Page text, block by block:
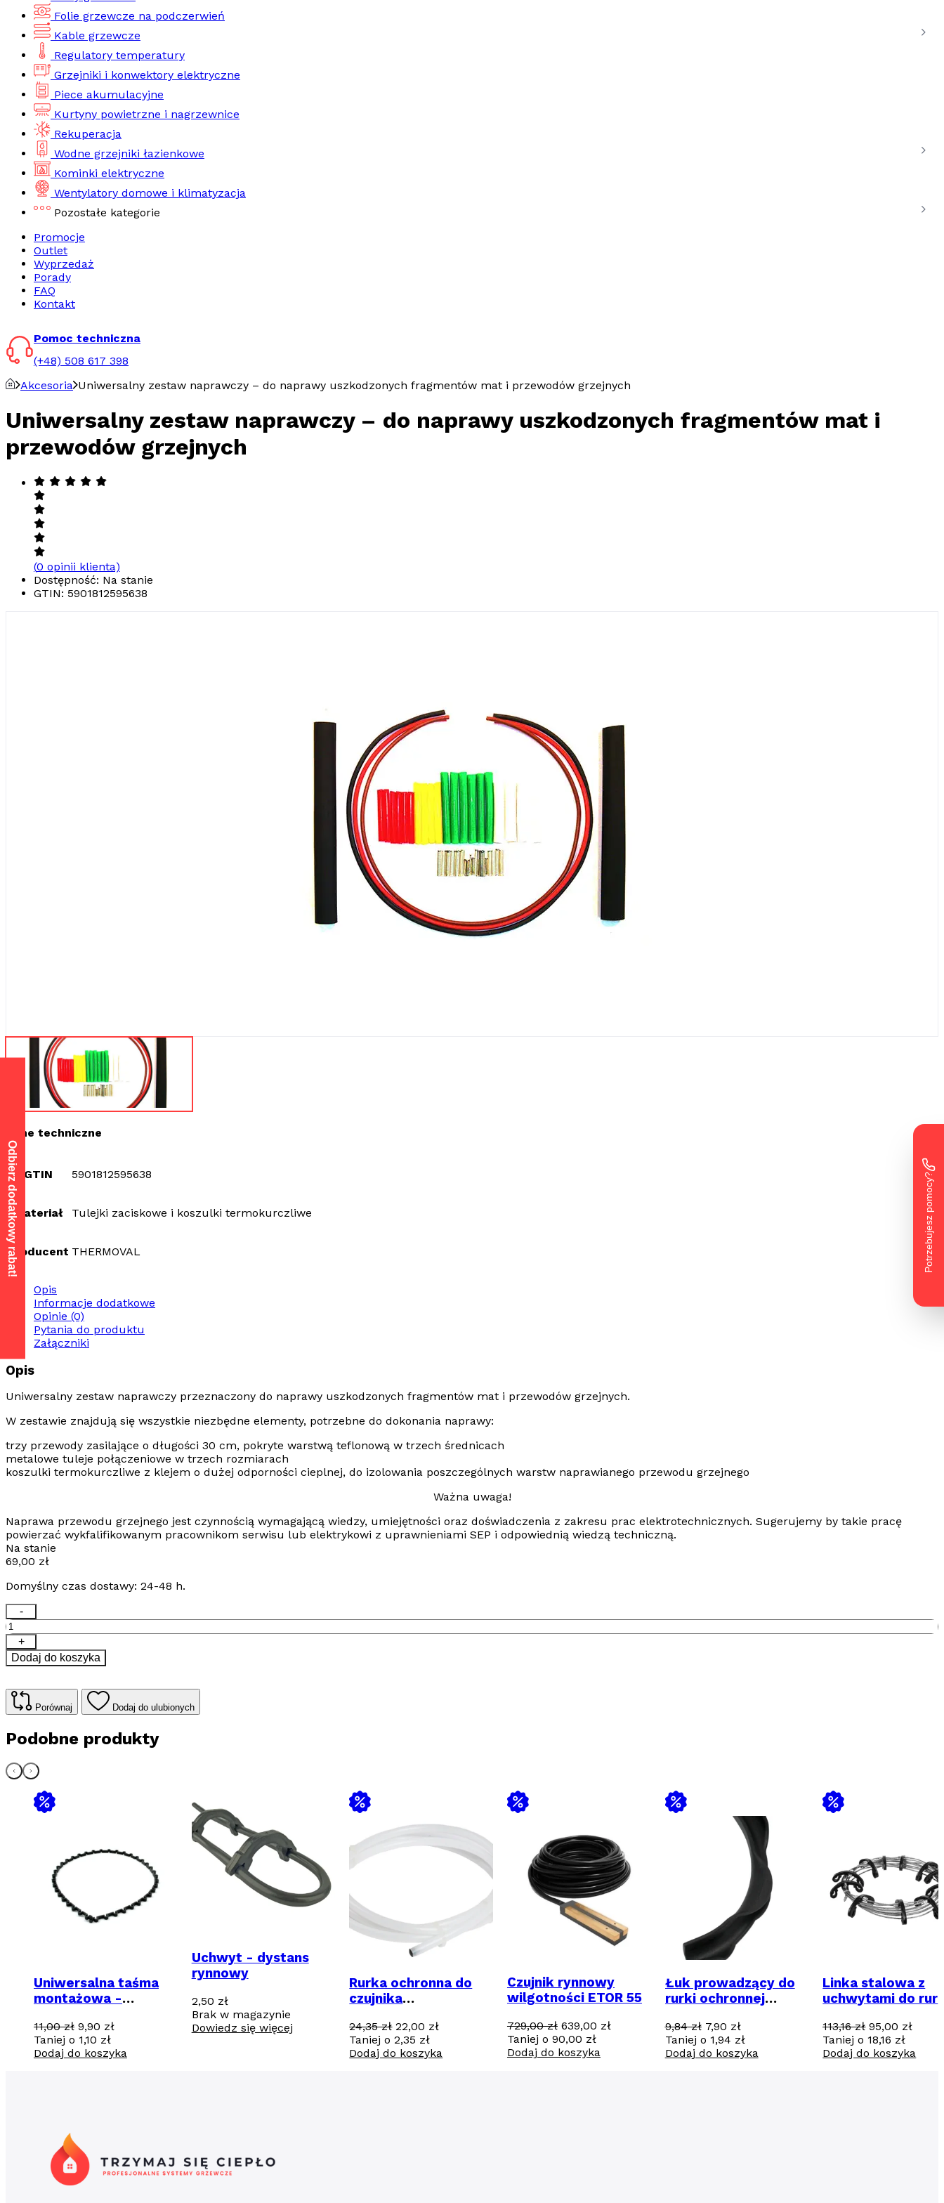
Folie grzewcze na podczerwień
Kable grzewcze
Regulatory temperatury
Grzejniki i konwektory elektryczne
Piece akumulacyjne
Kurtyny powietrzne i nagrzewnice
Rekuperacja
Wodne grzejniki łazienkowe
Kominki elektryczne
Wentylatory domowe i klimatyzacja
Pozostałe kategorie
Promocje
Outlet
Wyprzedaż
Porady
FAQ
Kontakt
Pomoc techniczna
(+48) 508 617 398
Akcesoria Uniwersalny zestaw naprawczy – do naprawy uszkodzonych fragmentów mat i przewodów grzejnych
Uniwersalny zestaw naprawczy – do naprawy uszkodzonych fragmentów mat i
przewodów grzejnych
(0 opinii klienta)
Dostępność: Na stanie
GTIN: 5901812595638
Dane techniczne
GTIN 5901812595638
Materiał Tulejki zaciskowe i koszulki termokurczliwe
Producent THERMOVAL
Opis
Informacje dodatkowe
Opinie (0)
Pytania do produktu
Załączniki
Opis
Uniwersalny zestaw naprawczy przeznaczony do naprawy uszkodzonych fragmentów mat i przewodów grzejnych.
W zestawie znajdują się wszystkie niezbędne elementy, potrzebne do dokonania naprawy:
trzy przewody zasilające o długości 30 cm, pokryte warstwą teflonową w trzech średnicach
metalowe tuleje połączeniowe w trzech rozmiarach
koszulki termokurczliwe z klejem o dużej odporności cieplnej, do izolowania poszczególnych warstw naprawianego przewodu grzejnego
Ważna uwaga!
Naprawa przewodu grzejnego jest czynnością wymagającą wiedzy, umiejętności oraz doświadczenia z zakresu prac elektrotechnicznych. Sugerujemy by takie pracę
powierzać wykfalifikowanym pracownikom serwisu lub elektrykowi z uprawnieniami SEP i odpowiednią wiedzą techniczną.
Na stanie
69,00 zł
Domyślny czas dostawy: 24-48 h.
ilość
Uniwersalny
zestaw
naprawczy
-
naprawy
uszkodzonych
fragmentów
mat
i
grzejnych
-
+
Dodaj do koszyka
Porównaj Dodaj do ulubionych
Podobne produkty
Uniwersalna taśma
montażowa -
11,00zł Pierwotna
cena
wynosiła:
9,90 złAktualna
wynosi:
Taniej o 1,10 zł
Dodaj do koszyka
Uchwyt - dystans
rynnowy
2,50 zł
Brak w magazynie
Dowiedz się więcej
Rurka ochronna do
czujnika
24,35zł Pierwotna
cena
wynosiła:
22,00 złAktualna
wynosi:
Taniej o2,35 zł
Dodaj do koszyka
Czujnik rynnowy
wilgotności ETOR 55
729,00zł Pierwotna
cena
wynosiła:
639,00 złAktualna
Taniej o 90,00 zł
Dodaj do koszyka
Łuk prowadzący do
rurki ochronnej
podłogowego
9,84zł Pierwotna
cena
wynosiła:
7,90 złAktualna
cena
wynosi:
Taniej o 1,94 zł
Dodaj do koszyka
Linka stalowa z
uchwytami do rur
113,16zł Pierwotna
cena
wynosiła:
95,00 zł
Taniej o 18,16 zł
Dodaj do koszyka